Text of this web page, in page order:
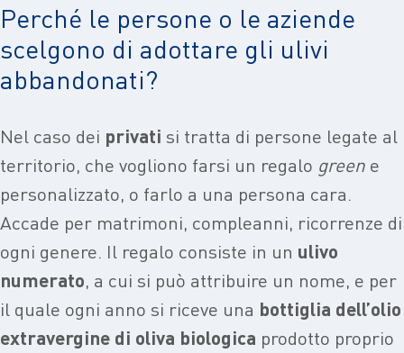
Perché le persone o le aziende
scelgono di adottare gli ulivi
abbandonati?
Nel caso dei privati si tratta di persone legate al
territorio, che vogliono farsi un regalo green e
personalizzato, o farlo a una persona cara.
Accade per matrimoni, compleanni, ricorrenze di
ogni genere. Il regalo consiste in un ulivo
numerato, a cui si può attribuire un nome, e per
il quale ogni anno si riceve una bottiglia dell’olio
extravergine di oliva biologica prodotto proprio